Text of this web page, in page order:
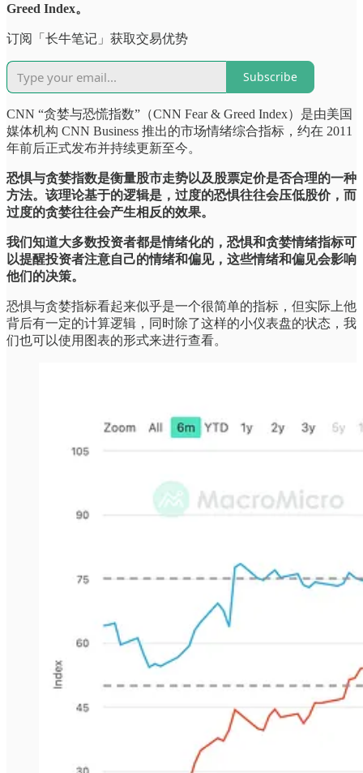
Greed Index。
订阅「长牛笔记」获取交易优势
Subscribe
CNN “贪婪与恐慌指数”（CNN Fear & Greed Index）是由美国
媒体机构 CNN Business 推出的市场情绪综合指标，约在 2011
年前后正式发布并持续更新至今。
恐惧与贪婪指数是衡量股市走势以及股票定价是否合理的一种
方法。该理论基于的逻辑是，过度的恐惧往往会压低股价，而
过度的贪婪往往会产生相反的效果。
我们知道大多数投资者都是情绪化的，恐惧和贪婪情绪指标可
以提醒投资者注意自己的情绪和偏见，这些情绪和偏见会影响
他们的决策。
恐惧与贪婪指标看起来似乎是一个很简单的指标，但实际上他
背后有一定的计算逻辑，同时除了这样的小仪表盘的状态，我
们也可以使用图表的形式来进行查看。